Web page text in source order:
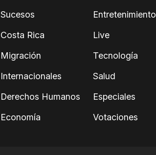
Sucesos
Costa Rica
Migración
Internacionales
Derechos Humanos
Economía
Entretenimiento
Live
Tecnología
Salud
Especiales
Votaciones